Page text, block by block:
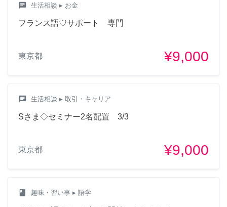
chat 生活相談 ▸ お金
フランス語♡サポート 専門
東京都 ¥9,000
chat 生活相談 ▸ 取引・キャリア
Sさま◇セミナー2名配置 3/3
東京都 ¥9,000
class 趣味・習い事 ▸ 語学